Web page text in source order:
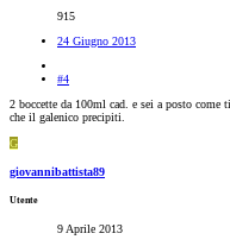
915
24 Giugno 2013
#4
2 boccette da 100ml cad. e sei a posto
che il galenico precipiti.
G
giovannibattista89
Utente
9 Aprile 2013